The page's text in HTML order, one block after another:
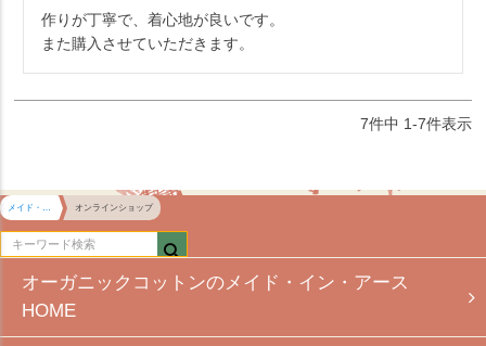
作りが丁寧で、着心地が良いです。
また購入させていただきます。
7件中 1-7件表示
メイド・イン・アース HOME オンラインショップ
オーガニックコットンのメイド・イン・アース
HOME